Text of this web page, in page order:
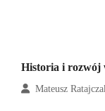
Historia i rozwój
Mateusz